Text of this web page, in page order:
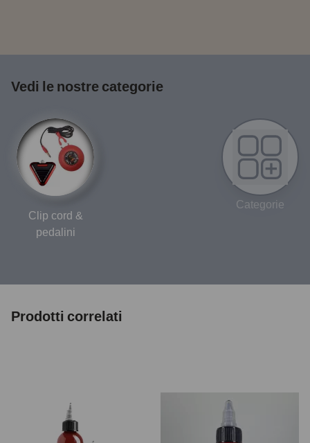
Vedi le nostre categorie
Clip cord &
pedalini
Categorie
Prodotti correlati